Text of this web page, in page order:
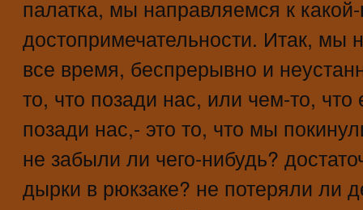
палатка, мы направляемся к
достопримечательности. Итак, мы
все время, беспрерывно и
то, что позади нас, или чем-то,
позади нас,- это то, что мы
не забыли ли чего-нибудь?
дырки в рюкзаке? не потеряли ли